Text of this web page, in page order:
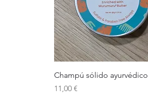
Champú sólido ayurvédico
Precio
11,00 €